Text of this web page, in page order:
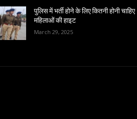
पुलिस में भर्ती होने के लिए कितनी होनी चाहिए
महिलाओं की हाइट
March 29, 2025